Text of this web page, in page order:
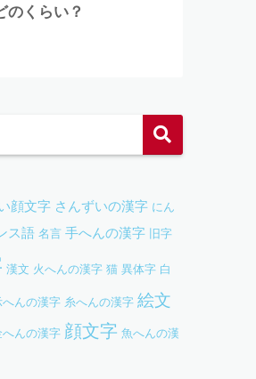
のくらい？
顔文字 さんずいの漢字 にん
ス語 名言 手へんの漢字 旧字
漢文 火へんの漢字 猫 異体字 白
へんの漢字 糸へんの漢字 絵文
へんの漢字 顔文字 魚へんの漢